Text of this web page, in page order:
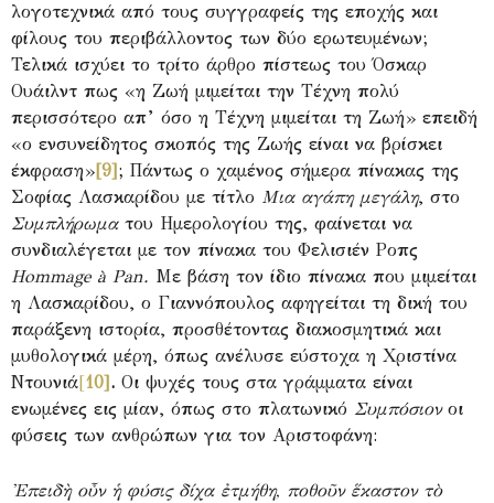
λογοτεχνικά από τους συγγραφείς της εποχής και
φίλους του περιβάλλοντος των δύο ερωτευμένων;
Τελικά ισχύει το τρίτο άρθρο πίστεως του Όσκαρ
Ουάιλντ πως «η Ζωή μιμείται την Τέχνη πολύ
περισσότερο απ’ όσο η Τέχνη μιμείται τη Ζωή» επειδή
«ο ενσυνείδητος σκοπός της Ζωής είναι να βρίσκει
έκφραση»[9]; Πάντως ο χαμένος σήμερα πίνακας της
Σοφίας Λασκαρίδου με τίτλο Μια αγάπη μεγάλη, στο
Συμπλήρωμα του Ημερολογίου της, φαίνεται να
συνδιαλέγεται με τον πίνακα του Φελισιέν Ροπς
Hommage à Pan. Με βάση τον ίδιο πίνακα που μιμείται
η Λασκαρίδου, ο Γιαννόπουλος αφηγείται τη δική του
παράξενη ιστορία, προσθέτοντας διακοσμητικά και
μυθολογικά μέρη, όπως ανέλυσε εύστοχα η Χριστίνα
Ντουνιά[10]. Οι ψυχές τους στα γράμματα είναι
ενωμένες εις μίαν, όπως στο πλατωνικό Συμπόσιον οι
φύσεις των ανθρώπων για τον Αριστοφάνη:
Ἐπειδὴ οὖν ἡ φύσις δίχα ἐτμήθη, ποθοῦν ἕκαστον τὸ